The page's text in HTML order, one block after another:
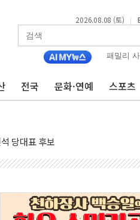
2026.08.08 (토) |
패밀리
전국 문화·연예 스포츠
경북도, 호우 피해·통제구간 없어
성공...金 45.42% vs 鄭 44.56%
리...47.75% vs 42.08%
정청래 43.27% 송영길
정청래 39.89% 송영길